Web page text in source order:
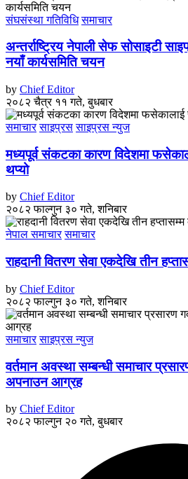
संघसंस्था गतिविधि समाचार
अन्तर्राष्ट्रिय नेपाली सेफ सोसाइटी
नयाँ कार्यसमिति चयन
by Chief Editor
२०८२ चैत्र ११ गते, बुधबार
समाचार साइप्रस साइप्रस न्युज
मध्यपूर्व संकटका कारण विदेशमा
थप्यो
by Chief Editor
२०८२ फाल्गुन ३० गते, शनिबार
नेपाल समाचार समाचार
राहदानी वितरण सेवा एकदेखि तीन
by Chief Editor
२०८२ फाल्गुन ३० गते, शनिबार
समाचार साइप्रस न्युज
वर्तमान अवस्था सम्बन्धी समाचार
अपनाउन आग्रह
by Chief Editor
२०८२ फाल्गुन २० गते, बुधबार